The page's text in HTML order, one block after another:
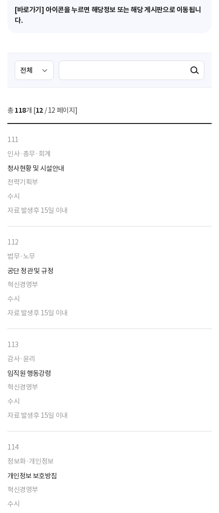
[바로가기] 아이콘을 누르면 해당정보 또는 해당 게시판으로 이동됩니
다.
검
색
선
택
색
검색실행
총 118개 [12 / 12 페이지]
111
인사·총무·회계
청사현황 및 시설안내
전략기획부
수시
자료 발생후 15일 이내
112
법무·노무
공단 정관 및 규정
혁신경영부
수시
자료 발생후 15일 이내
113
감사·윤리
임직원 행동강령
혁신경영부
수시
자료 발생후 15일 이내
114
정보화·개인정보
개인정보 보호방침
혁신경영부
수시